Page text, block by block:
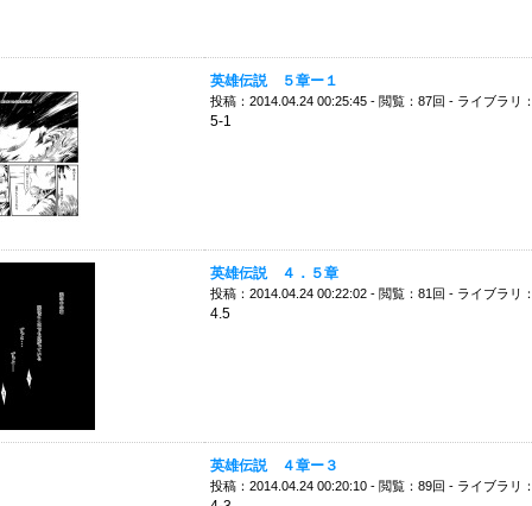
英雄伝説 ５章ー１
投稿：2014.04.24 00:25:45 - 閲覧：87回 - ライブラリ
5-1
英雄伝説 ４．５章
投稿：2014.04.24 00:22:02 - 閲覧：81回 - ライブラリ
4.5
英雄伝説 ４章ー３
投稿：2014.04.24 00:20:10 - 閲覧：89回 - ライブラリ